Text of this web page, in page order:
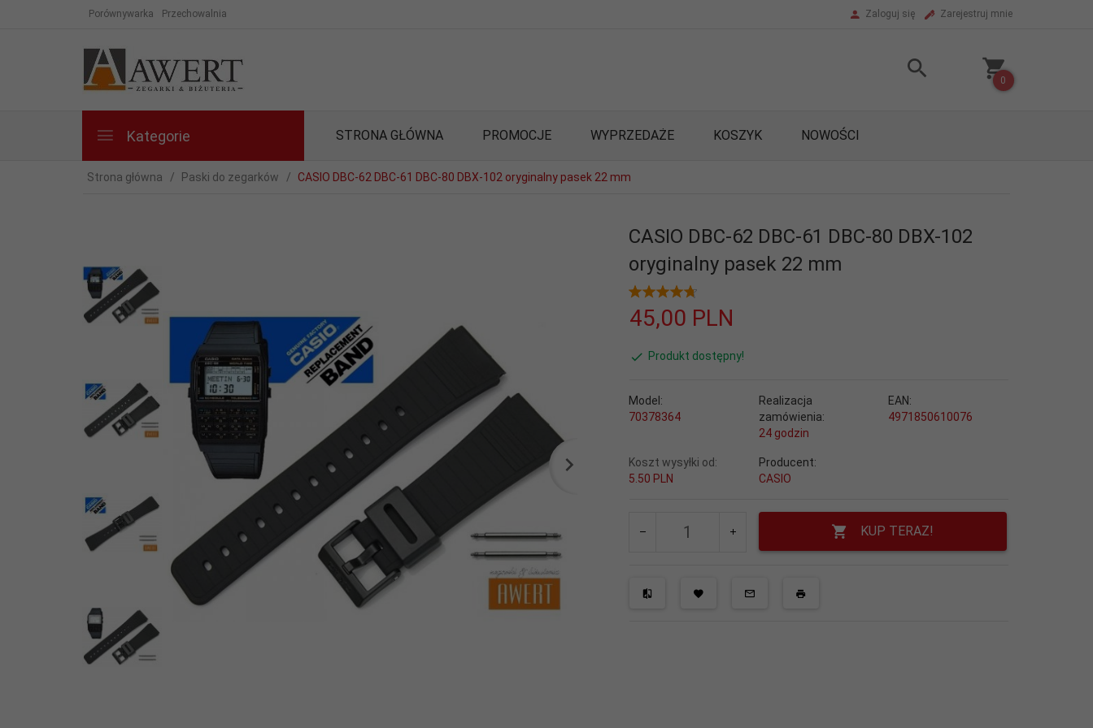
Porównywarka Przechowalnia Zaloguj się Zarejestruj mnie
0
Kategorie STRONA GŁÓWNA PROMOCJE WYPRZEDAŻE KOSZYK NOWOŚCI
Strona główna Paski do zegarków CASIO DBC-62 DBC-61 DBC-80 DBX-102 oryginalny pasek 22 mm
CASIO DBC-62 DBC-61 DBC-80 DBX-102
oryginalny pasek 22 mm
45,00 PLN
Produkt dostępny!
Model:
70378364
Realizacja
zamówienia:
24 godzin
EAN:
4971850610076
Koszt wysyłki od:
5.50 PLN
Producent:
CASIO
KUP TERAZ!